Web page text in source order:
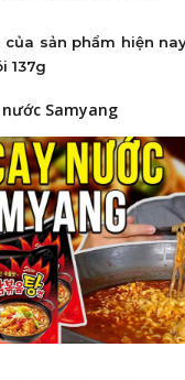
của sản phẩm hiện
137g
Samyang